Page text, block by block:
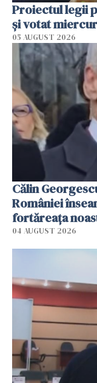
Proiectul legii
şi votat
05 AUGUST 2026
Călin
României
fortăreața
04 AUGUST 2026